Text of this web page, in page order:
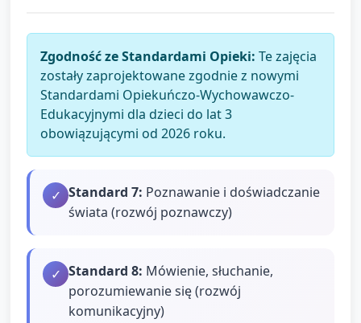
Zgodność ze Standardami Opieki: Te zajęcia
zostały zaprojektowane zgodnie z nowymi
Standardami Opiekuńczo-Wychowawczo-
Edukacyjnymi dla dzieci do lat 3
obowiązującymi od 2026 roku.
✓ Standard 7: Poznawanie i doświadczanie
świata (rozwój poznawczy)
✓ Standard 8: Mówienie, słuchanie,
porozumiewanie się (rozwój
komunikacyjny)